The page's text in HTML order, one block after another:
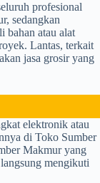
profesional
sedangkan
bahan atau alat
Lantas, terkait
jasa grosir yang
elektronik atau
di Toko Sumber
Makmur yang
mengikuti